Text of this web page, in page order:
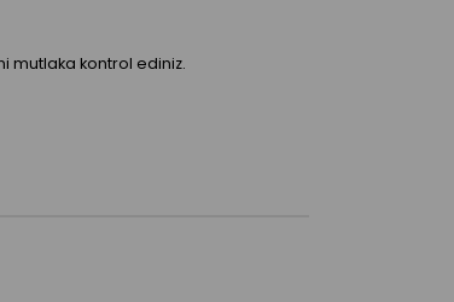
mutlaka kontrol ediniz.